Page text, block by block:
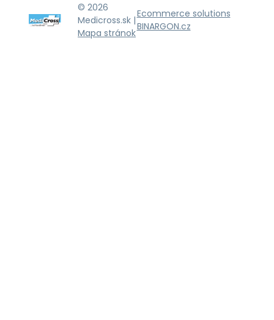
© 2026
Medicross.sk |
Mapa stránok
Ecommerce solutions
BINARGON.cz